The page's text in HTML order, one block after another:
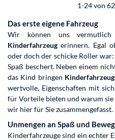
1-24 von
Das erste eigene Fahrzeug
Wir können uns
Kinderfahrzeug erinnern. Egal
oder doch der schicke Roller war:
Spaß beschert. Neben einem
das Kind bringen
wertvolle, Eigenschaften mit
für Vorteile bieten und warum sie
wir hier für Sie zusammengefasst.
Unmengen an Spaß und
Kinderfahrzeuge sind ein echter